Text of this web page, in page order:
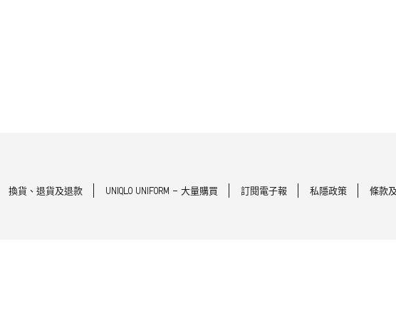
換貨、退貨及退款 UNIQLO UNIFORM - 大量購買 訂閱電子報 私隱政策 條款